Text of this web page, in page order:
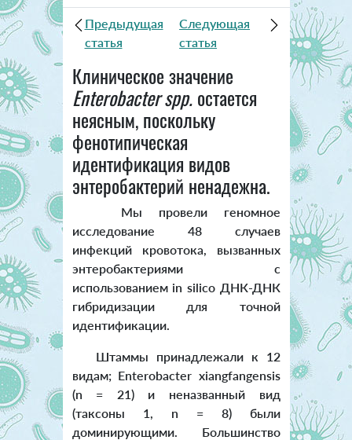
Предыдущая
статья
Следующая
статья
Клиническое значение
Enterobacter spp.остается
неясным, поскольку
фенотипическая
идентификация видов
энтеробактерий ненадежна.
Мы провели геномное
исследование 48 случаев
инфекций кровотока, вызванных
энтеробактериями с
использованием in silico ДНК-ДНК
гибридизации для точной
идентификации.
Штаммы принадлежали к 12
видам; Enterobacter xiangfangensis
(n = 21) и неназванный вид
(таксоны 1, n = 8) были
доминирующими. Большинство